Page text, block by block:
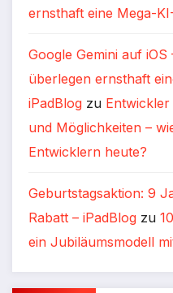
ernsthaft eine Mega-
Google Gemini auf
überlegen ernsthaft
iPadBlog zu
und Möglichkeiten –
Entwicklern heute?
Geburtstagsaktion: 9
Rabatt – iPadBlog zu
ein Jubiläumsmodell